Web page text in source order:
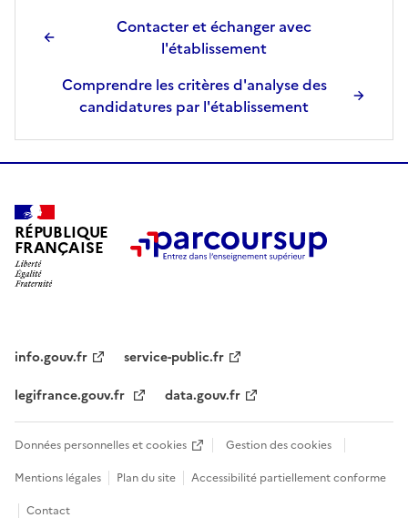
m
t
i
o
n
s
e
c
.
Contacter et échanger avec
l'établissement
Comprendre les critères d'analyse des
candidatures par l'établissement
RÉPUBLIQUE
FRANÇAISE
info.gouv.fr
service-public.fr
legifrance.gouv.fr
data.gouv.fr
Données personnelles et cookies
Gestion des cookies
Mentions légales
Plan du site
Accessibilité partiellement conforme
Contact